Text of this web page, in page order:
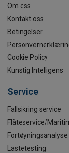
Om oss
Kontakt oss
Betingelser
Cookie Policy
Kunstig Intelligens
Service
Fallsikring service
Flåteservice/
Fortøyningsanalyse
Lastetesting